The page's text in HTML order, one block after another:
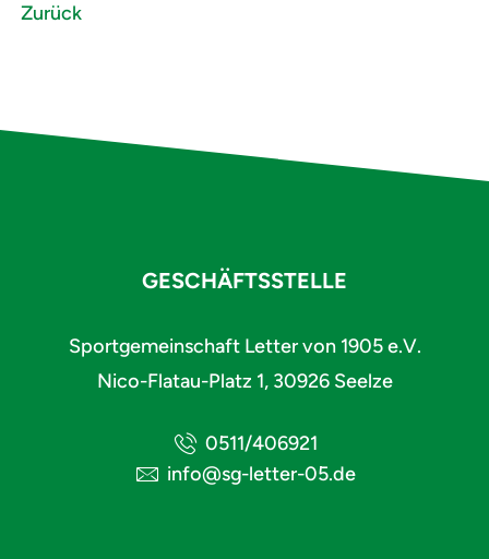
Zurück
GESCHÄFTSSTELLE
Sportgemeinschaft Letter von 1905 e.V.
Nico-Flatau-Platz 1, 30926 Seelze
0511/406921
info@sg-letter-05.de